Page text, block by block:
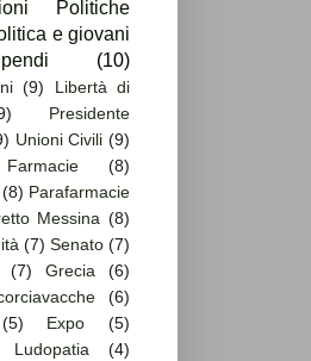
Politiche
e giovani
(10)
(9)
Libertà di
Presidente
Unioni Civili (9)
Farmacie
(8)
(8) Parafarmacie
Messina (8)
(7) Senato (7)
(7) Grecia
(6)
(6)
(5) Expo
(5)
Ludopatia
(4)